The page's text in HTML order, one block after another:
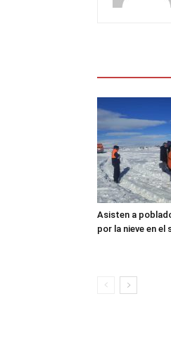
Asisten a
por la nieve en el